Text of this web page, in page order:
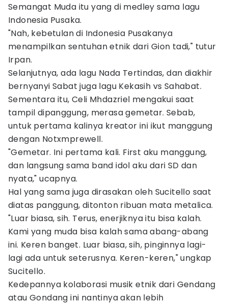
Semangat Muda itu yang di medley sama lagu
Indonesia Pusaka.
"Nah, kebetulan di Indonesia Pusakanya
menampilkan sentuhan etnik dari Gion tadi," tutur
Irpan.
Selanjutnya, ada lagu Nada Tertindas, dan diakhir
bernyanyi Sabat juga lagu Kekasih vs Sahabat.
Sementara itu, Celi Mhdazriel mengakui saat
tampil dipanggung, merasa gemetar. Sebab,
untuk pertama kalinya kreator ini ikut manggung
dengan Notxmprewell.
"Gemetar. Ini pertama kali. First aku manggung,
dan langsung sama band idol aku dari SD dan
nyata," ucapnya.
Hal yang sama juga dirasakan oleh Sucitello saat
diatas panggung, ditonton ribuan mata metalica.
"Luar biasa, sih. Terus, enerjiknya itu bisa kalah.
Kami yang muda bisa kalah sama abang-abang
ini. Keren banget. Luar biasa, sih, pinginnya lagi-
lagi ada untuk seterusnya. Keren-keren," ungkap
Sucitello.
Kedepannya kolaborasi musik etnik dari Gendang
atau Gondang ini nantinya akan lebih